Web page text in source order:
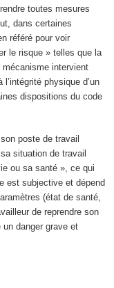
toutes mesures
dans certaines
référé pour voir
le risque » telles que la
mécanisme intervient
physique d’un
dispositions du code
poste de travail
situation de travail
ou sa santé », ce qui
est subjective et dépend
(état de santé,
de reprendre son
danger grave et